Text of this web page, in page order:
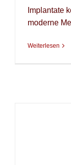
Implantate
moderne
Weiterlesen